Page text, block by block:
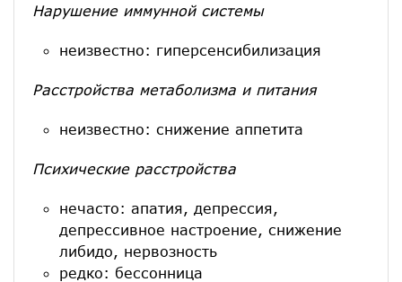
Нарушение иммунной системы
неизвестно: гиперсенсибилизация
Расстройства метаболизма и питания
неизвестно: снижение аппетита
Психические расстройства
нечасто: апатия, депрессия,
депрессивное настроение, снижение
либидо, нервозность
редко: бессонница